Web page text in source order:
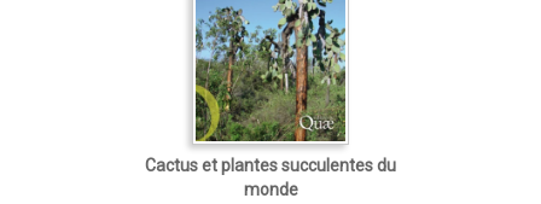
Cactus et plantes succulentes du
monde